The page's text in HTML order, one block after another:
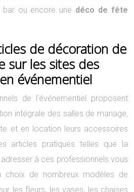
ou encore une déco de fête
de décoration de
sur les sites des
événementiel
de l’événementiel proposent
intégrale des salles de mariage,
et en location leurs accessoires
articles pratiques telles que la
à ces professionnels vous
choix de nombreux modèles de
les fleurs, les vases, les chaises